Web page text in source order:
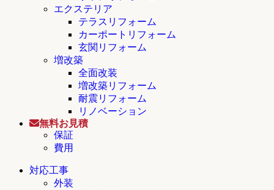
エクステリア
テラスリフォーム
カーポートリフォーム
玄関リフォーム
増改築
全面改装
増改築リフォーム
耐震リフォーム
リノベーション
無料お見積
保証
費用
対応工事
外装